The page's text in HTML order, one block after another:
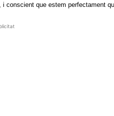
conscient que estem perfectament